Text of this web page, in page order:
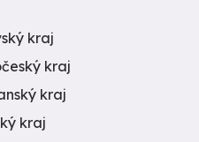
kraj
kraj
kraj
kraj